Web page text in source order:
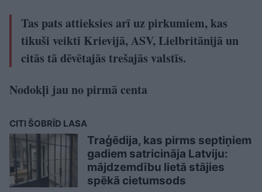
Tas pats attieksies arī uz pirkumiem, kas
tikuši veikti Krievijā, ASV, Lielbritānijā un
citās tā dēvētajās trešajās valstīs.
Nodokļi jau no pirmā centa
CITI ŠOBRĪD LASA
Traģēdija, kas pirms septiņiem
gadiem satricināja Latviju:
mājdzemdību lietā stājies
spēkā cietumsods